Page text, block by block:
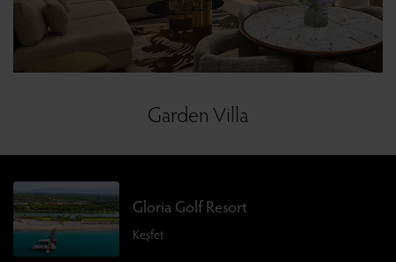
Garden Villa
Gloria Golf Resort
Keşfet